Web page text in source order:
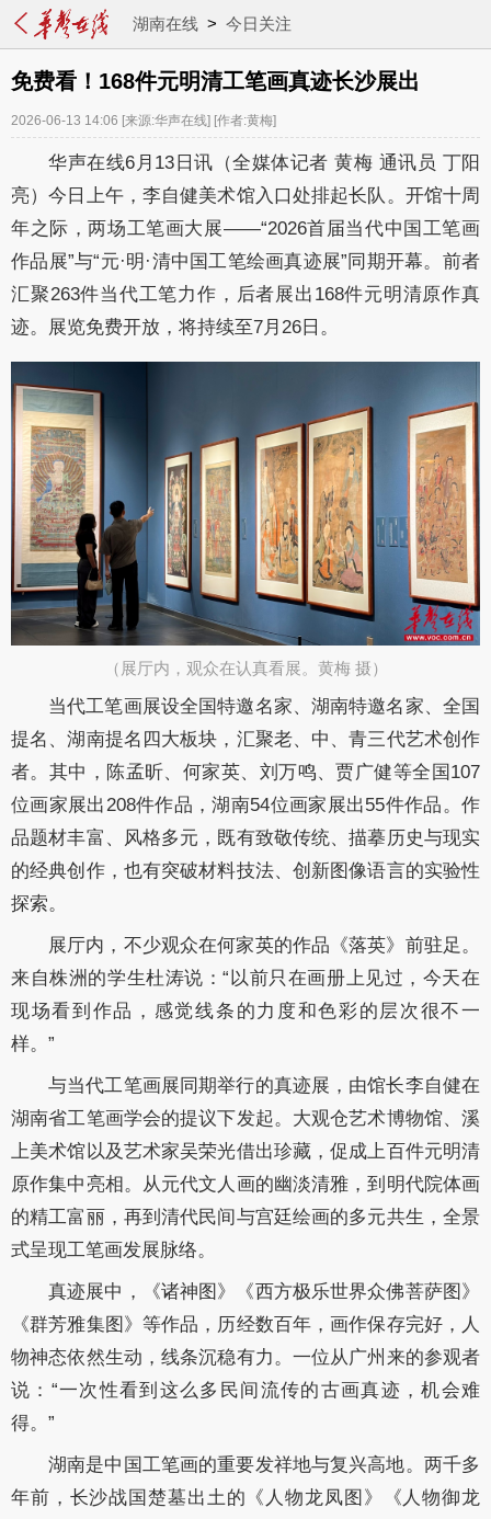
湖南在线> 今日关注
免费看！168件元明清工笔画真迹长沙展出
2026-06-13 14:06 [来源:华声在线] [作者:黄梅]
华声在线6 月 13 日讯（全媒体记者 黄梅 通讯员 丁阳
亮）今日上午，李自健美术馆入口处排起长队。开馆十周
年之际，两场工笔画大展——“2026首届当代中国工笔画
作品展”与“元·明·清中国工笔绘画真迹展”同期开幕。前者
汇聚263件当代工笔力作，后者展出 168件元明清原作真
迹。展览免费开放，将持续至7月 26 日。
（展厅内，观众在认真看展。黄梅 摄）​
当代工笔画展设全国特邀名家、湖南特邀名家、全国
提名、湖南提名四大板块，汇聚老、中、青三代艺术创作
者。 其中， 陈孟昕、何家英、刘万鸣、贾广健等全国 107
位画家展出208件作品，湖南54位画家展出55件作品。作
品题材丰富、风格多元，既有致敬传统、描摹历史与现实
的经典创作，也有突破材料技法、创新图像语言的实验性
探索。
展厅内，不少观众在何家英的作品 《落英》前驻足。
来自株洲的学生杜涛说：“以前只在画册上见过，今天在
现场看到作品 ， 感觉线条的力度和色彩的层次很不一
样。 ”
与当代工笔画展同期举行的真迹展，由馆长李自健在
湖南省工笔画学会的提议下发起。大观仓艺术博物馆、溪
上美术馆以及艺术家吴荣光借出珍藏，促成上百件元明清
原作集中亮相。从元代文人画的幽淡清雅，到明代院体画
的精工富丽，再到清代民间与宫廷绘画的多元共生，全景
式呈现工笔画发展脉络。
真迹展中，《诸神图》《西方极乐世界众佛菩萨图》
《群芳雅集图》等作品，历经数百年，画作保存完好，人
物神态依然生动，线条沉稳有力。一位从广州来的参观者
说： “一次性看到这么多民间流传的古画真迹，机会难
得。”
湖南是中国工笔画的重要发祥地与复兴高地。两千多
年前，长沙战国楚墓出土的《人物龙凤图》《人物御龙